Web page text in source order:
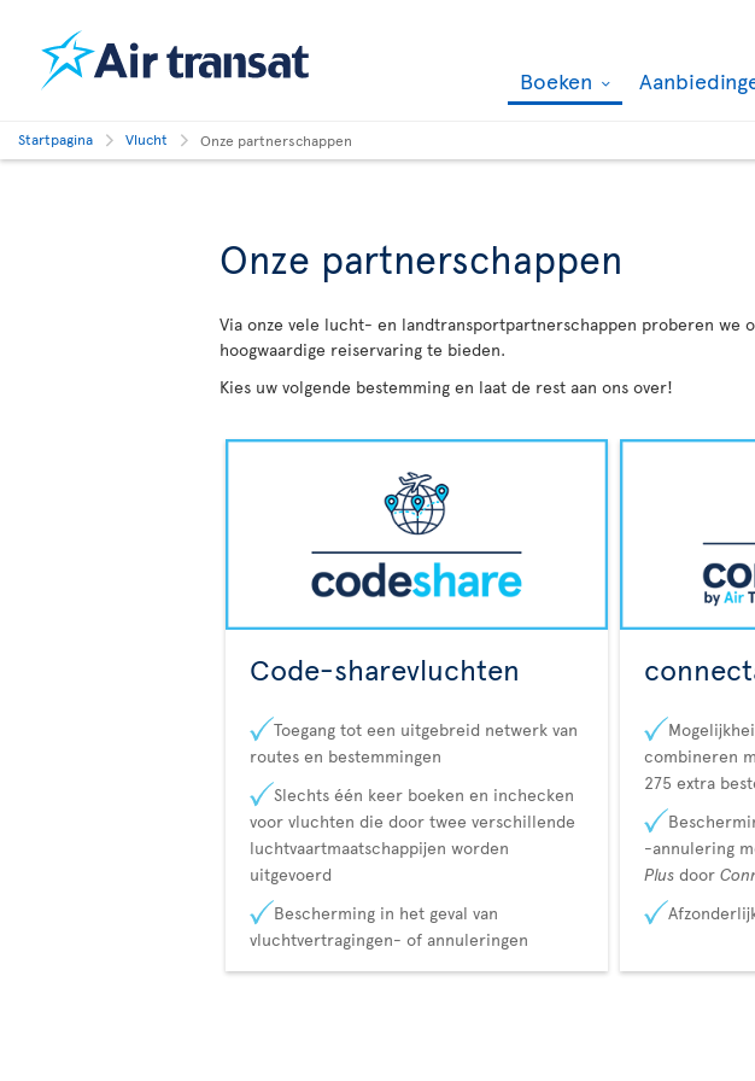
Boeken
Startpagina Vlucht Onze partnerschappen
Onze partnerschappen
Via onze vele lucht- en landtransportpartnerschappen proberen
hoogwaardige reiservaring te bieden.
Kies uw volgende bestemming en laat de rest aan ons over!
Code-sharevluchten
Toegang tot een uitgebreid netwerk van
routes en bestemmingen
Slechts één keer boeken en inchecken
voor vluchten die door twee verschillende
luchtvaartmaatschappijen worden
uitgevoerd
Bescherming in het geval van
vluchtvertragingen- of annuleringen
combineren
275 extra
-annulering
Plusdoor